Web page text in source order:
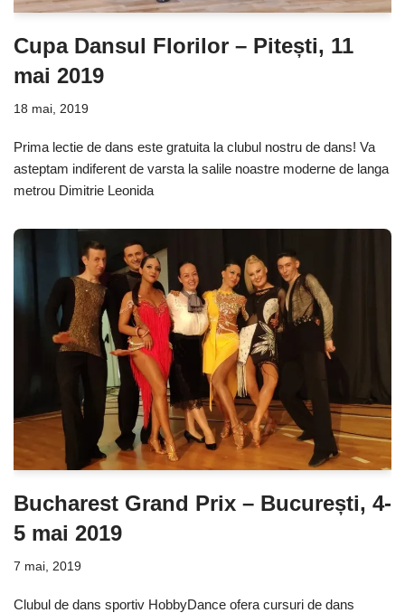
Cupa Dansul Florilor – Pitești, 11
mai 2019
18 mai, 2019
Prima lectie de dans este gratuita la clubul nostru de dans! Va
asteptam indiferent de varsta la salile noastre moderne de langa
metrou Dimitrie Leonida
Bucharest Grand Prix – București, 4-
5 mai 2019
7 mai, 2019
Clubul de dans sportiv HobbyDance ofera cursuri de dans